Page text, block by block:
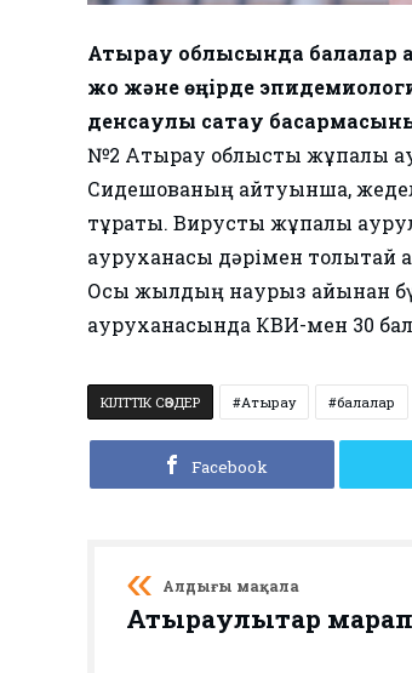
Атырау облысында балалар
жоқ және өңірде
денсаулық сақтау
№2 Атырау облыстық жұқпалы
Сидешованың айтуынша, жедел
тұрақты. Вирустық жұқпалы
ауруханасы дәрімен толықтай
Осы жылдың наурыз айынан
ауруханасында КВИ-мен 30
КІЛТТІК СӨЗДЕР Атырау балалар
Facebook
Алдыңғы мақала
Атыраулықтар